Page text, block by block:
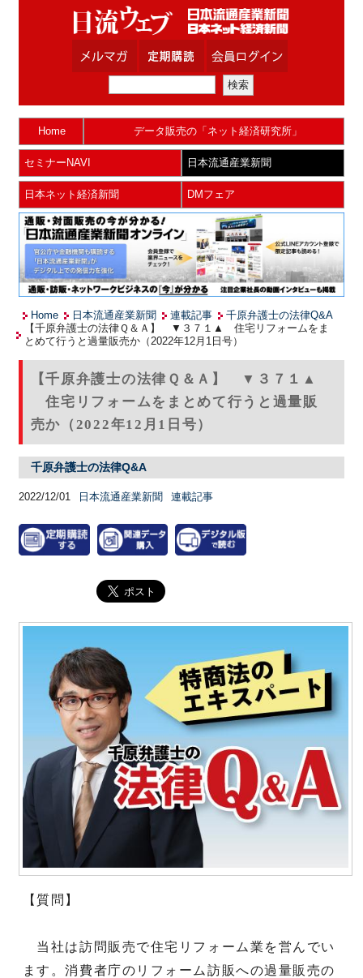
Home データ販売の「ネット経済研究所」
セミナーNAVI 日本流通産業新聞
日本ネット経済新聞 DMフェア
Home 日本流通産業新聞 連載記事
千原弁護士の法律Q&A
【千原弁護士の法律Ｑ＆Ａ】 ▼３７１▲ 住宅リフォームをま
とめて行うと過量販売か（2022年12月1日号）
【千原弁護士の法律Ｑ＆Ａ】 ▼３７１▲
住宅リフォームをまとめて行うと過量販
売か（2022年12月1日号）
千原弁護士の法律Q&A
2022/12/01 日本流通産業新聞 連載記事
【質問】
当社は訪問販売で住宅リフォーム業を営んでい
ます。消費者庁のリフォーム訪販への過量販売の